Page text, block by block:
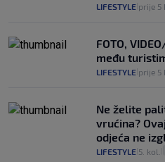
LIFESTYLE prije 5
FOTO,
među
LIFESTYLE prije 5
Ne želite
vrućina?
odjeća ne
LIFESTYLE 5. kol.